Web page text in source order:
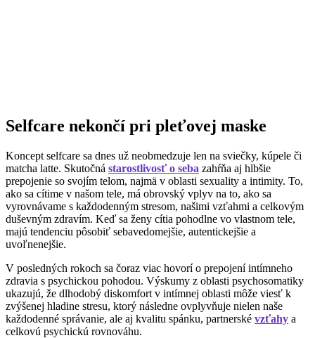
Selfcare nekončí pri pleťovej maske
Koncept selfcare sa dnes už neobmedzuje len na sviečky, kúpele či
matcha latte. Skutočná starostlivosť o seba zahŕňa aj hlbšie
prepojenie so svojím telom, najmä v oblasti sexuality a intimity. To,
ako sa cítime v našom tele, má obrovský vplyv na to, ako sa
vyrovnávame s každodenným stresom, našimi vzťahmi a celkovým
duševným zdravím. Keď sa ženy cítia pohodlne vo vlastnom tele,
majú tendenciu pôsobiť sebavedomejšie, autentickejšie a
uvoľnenejšie.
V posledných rokoch sa čoraz viac hovorí o prepojení intímneho
zdravia s psychickou pohodou. Výskumy z oblasti psychosomatiky
ukazujú, že dlhodobý diskomfort v intímnej oblasti môže viesť k
zvýšenej hladine stresu, ktorý následne ovplyvňuje nielen naše
každodenné správanie, ale aj kvalitu spánku, partnerské vzťahy a
celkovú psychickú rovnováhu.